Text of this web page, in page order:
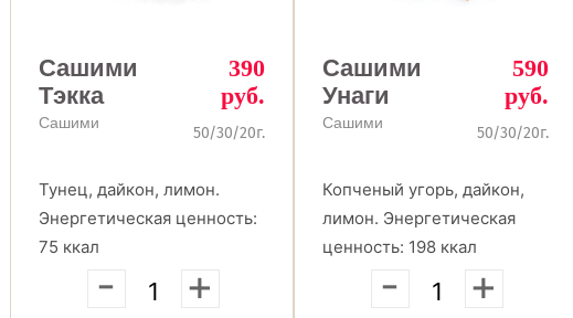
Сашими
Тэкка
Cашими
390
руб.
50/30/20г.
Тунец, дайкон, лимон.
Энергетическая ценность:
75 ккал
- +
Сашими
Унаги
Cашими
590
руб.
50/30/20г.
Копченый угорь, дайкон,
лимон. Энергетическая
ценность: 198 ккал
- +